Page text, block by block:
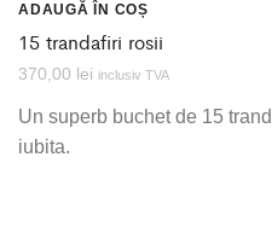
ADAUGĂ ÎN COȘ
15 trandafiri rosii
370,00 lei inclusiv TVA
Un superb buchet de 15
iubita.